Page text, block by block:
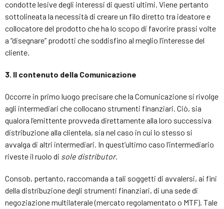
condotte lesive degli interessi di questi ultimi. Viene pertanto
sottolineata la necessità di creare un filo diretto tra ideatore e
collocatore del prodotto che ha lo scopo di favorire prassi volte
a “disegnare” prodotti che soddisfino al meglio l’interesse del
cliente.
3. Il contenuto della Comunicazione
Occorre in primo luogo precisare che la Comunicazione si rivolge
agli intermediari che collocano strumenti finanziari. Ciò, sia
qualora l’emittente provveda direttamente alla loro successiva
distribuzione alla clientela, sia nel caso in cui lo stesso si
avvalga di altri intermediari. In quest’ultimo caso l’intermediario
riveste il ruolo di sole distributor.
Consob, pertanto, raccomanda a tali soggetti di avvalersi, ai fini
della distribuzione degli strumenti finanziari, di una sede di
negoziazione multilaterale (mercato regolamentato o MTF). Tale